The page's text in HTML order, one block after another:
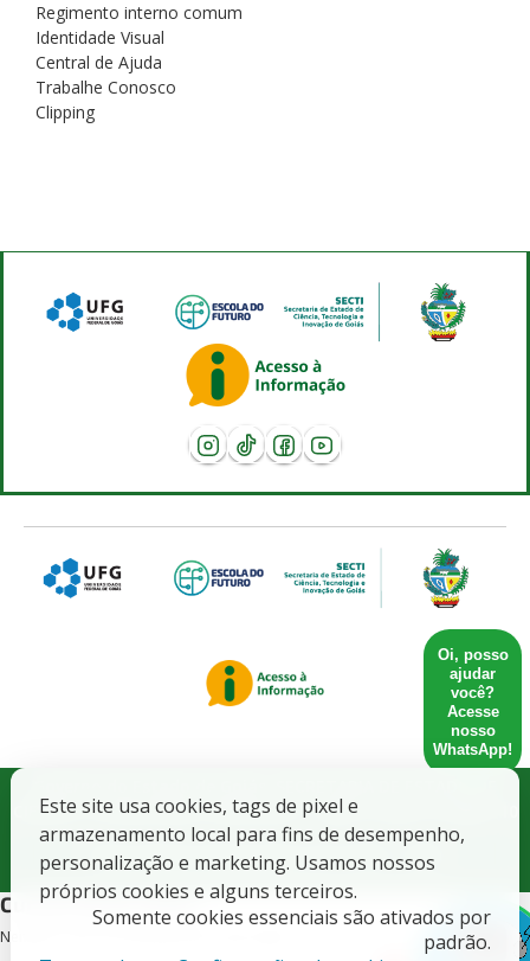
Oi, posso
ajudar
você?
Acesse
nosso
WhatsApp!
Este site usa cookies, tags de pixel e
armazenamento local para fins de desempenho,
personalização e marketing. Usamos nossos
próprios cookies e alguns terceiros.
Somente cookies essenciais são ativados por
padrão.
Regimento interno comum
Identidade Visual
Central de Ajuda
Trabalhe Conosco
Clipping
CIENCIA, TECNOLOGIA E INOVACAO - CNPJ: 21.652.711/0001-10
Todos direitos Reservados CETT/UFG - 2025.
Cursos deste edital
Nenhum curso encontrado para este edital.